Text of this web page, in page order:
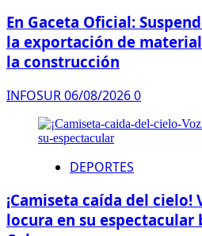
En Gaceta Oficial:
la exportación de
la construcción
INFOSUR06/08/20260
DEPORTES
¡Camiseta caída del cielo!
locura en su espectacular